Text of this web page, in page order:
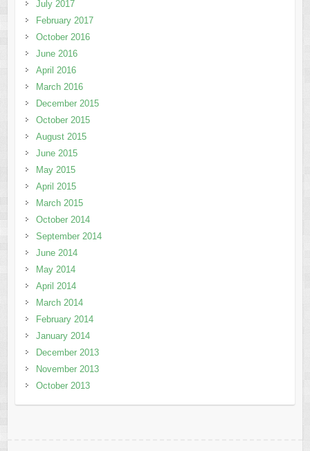
July 2017
February 2017
October 2016
June 2016
April 2016
March 2016
December 2015
October 2015
August 2015
June 2015
May 2015
April 2015
March 2015
October 2014
September 2014
June 2014
May 2014
April 2014
March 2014
February 2014
January 2014
December 2013
November 2013
October 2013